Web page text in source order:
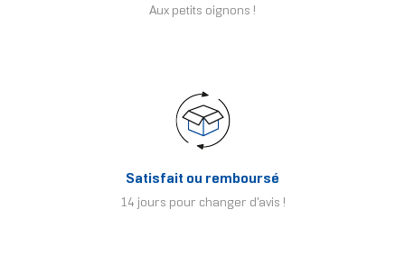
Aux petits oignons !
Satisfait ou remboursé
14 jours pour changer d'avis !